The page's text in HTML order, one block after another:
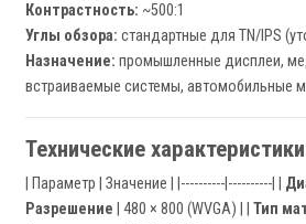
Контрастность: ~500:1
Углы обзора: стандартные для TN/IPS
Назначение: промышленные дисплеи,
встраиваемые системы, автомобильные
Технические характеристики
| Параметр | Значение | |----------|----------| |
Разрешение | 480 × 800 (WVGA) | | Тип